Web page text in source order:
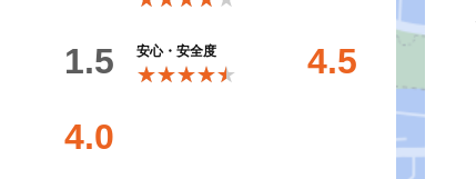
1.5 安心・安全度
★★★★★
★★★★★ 4.5
4.0